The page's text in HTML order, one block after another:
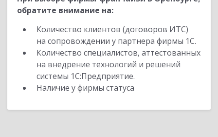
обратите внимание на:
Количество клиентов (договоров ИТС)
на сопровождении у партнера фирмы 1С.
Количество специалистов, аттестованных
на внедрение технологий и решений
системы 1С:Предприятие.
Наличие у фирмы статуса